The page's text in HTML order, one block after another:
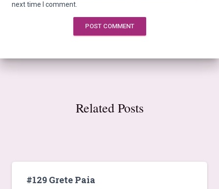
next time I comment.
Related Posts
#129 Grete Paia